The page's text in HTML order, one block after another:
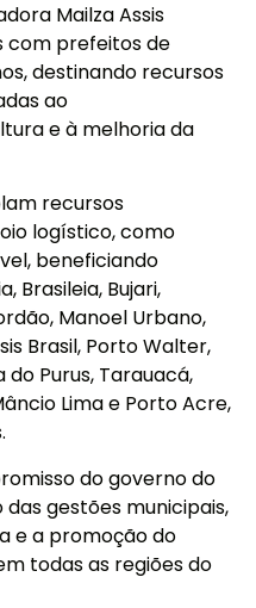
Mailza Assis
com prefeitos de
destinando recursos
ao
e à melhoria da
recursos
logístico, como
beneficiando
Brasileia, Bujari,
Manoel Urbano,
Brasil, Porto Walter,
do Purus, Tarauacá,
Lima e Porto Acre,
do governo do
gestões municipais,
e a promoção do
todas as regiões do